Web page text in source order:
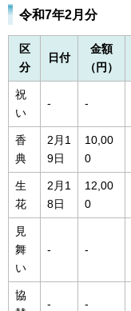
令和7年2月分
区
分
日付
金額
（円）
祝
い
- -
香
典
2月1
9日
10,00
0
生
花
2月1
8日
12,00
0
見
舞
い
- -
協
- -